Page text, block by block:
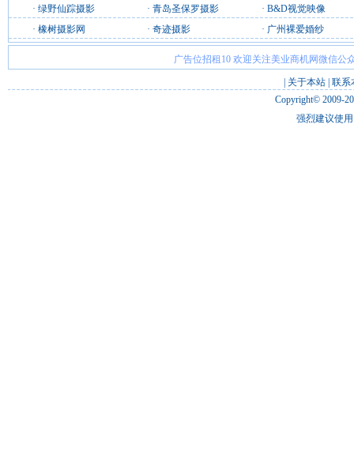
· 绿野仙踪摄影 · 青岛圣保罗摄影 · B&D视觉映像
· 橡树摄影网 · 奇迹摄影 · 广州裸爱婚纱
广告位招租10 欢迎关注美业商机网微信公
关于本站 联系
Copyright© 2009-
强烈建议使